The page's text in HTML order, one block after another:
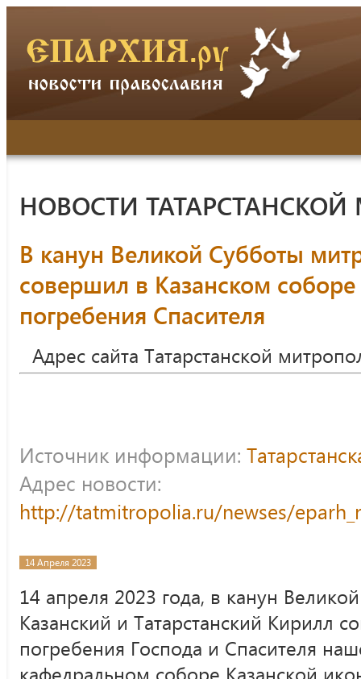
НОВОСТИ
В канун Великой Субботы
совершил в Казанском
погребения Спасителя
Адрес сайта Татарстанской
Источник информации:
Адрес новости:
http://tatmitropolia.ru/newses/
14 Апреля 2023
14 апреля 2023 года, в канун
Казанский и Татарстанский Кирилл
погребения Господа и Спасителя
кафедральном соборе Казанской